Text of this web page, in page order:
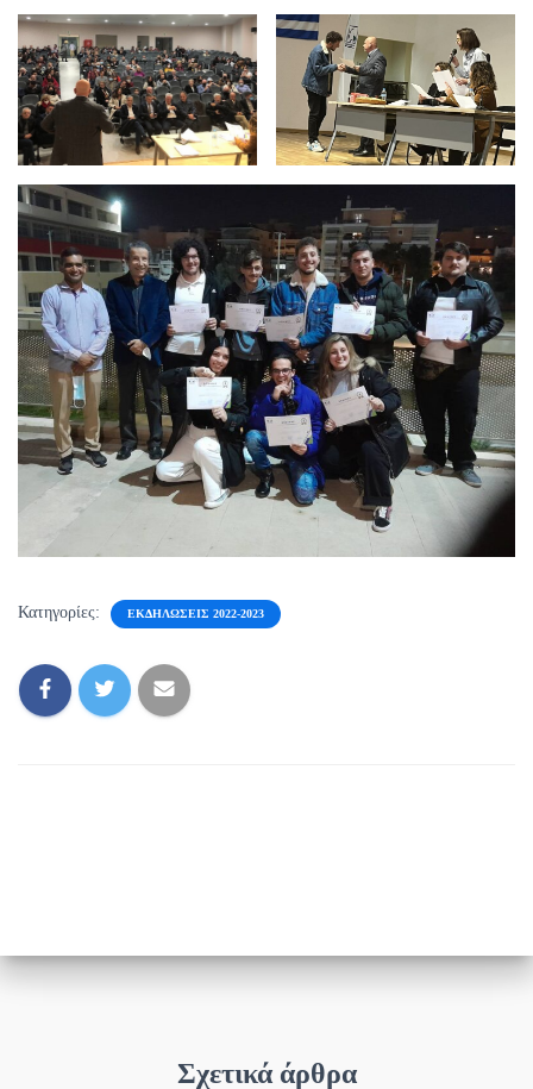
Κατηγορίες: ΕΚΔΗΛΏΣΕΙΣ 2022-2023
Σχετικά άρθρα